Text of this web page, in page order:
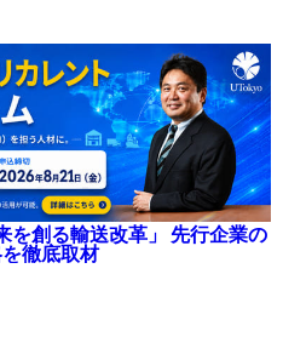
を創る輸送改革」 先行企業の
徹底取材